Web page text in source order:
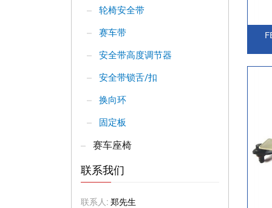
轮椅安全带
赛车带
安全带高度调节器
安全带锁舌/扣
换向环
固定板
赛车座椅
联系我们
联系人: 郑先生